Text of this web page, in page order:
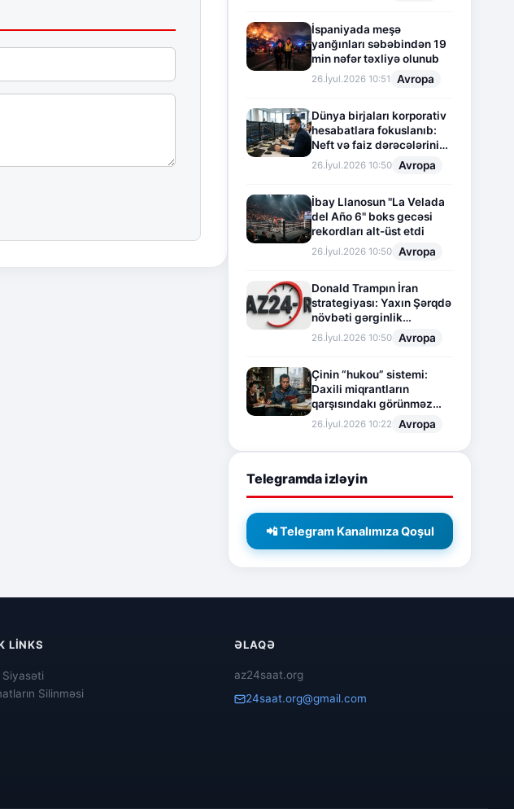
İspaniyada meşə
yanğınları səbəbindən 19
min nəfər təxliyə olunub
26.İyul.2026 10:51 Avropa
Dünya birjaları korporativ
hesabatlara fokuslanıb:
Neft və faiz dərəcələrinin
təsiri altında cari vəziyyət
26.İyul.2026 10:50 Avropa
İbay Llanosun "La Velada
del Año 6" boks gecəsi
rekordları alt-üst etdi
26.İyul.2026 10:50 Avropa
Donald Trampın İran
strategiyası: Yaxın Şərqdə
növbəti gərginlik
mərhələsi
26.İyul.2026 10:50 Avropa
Çinin “hukou” sistemi:
Daxili miqrantların
qarşısındakı görünməz
sədd
26.İyul.2026 10:22 Avropa
Telegramda izləyin
📲 Telegram Kanalımıza Qoşul
LINKS
Siyasəti
Silinməsi
ƏLAQƏ
az24saat.org
24saat.org@gmail.com